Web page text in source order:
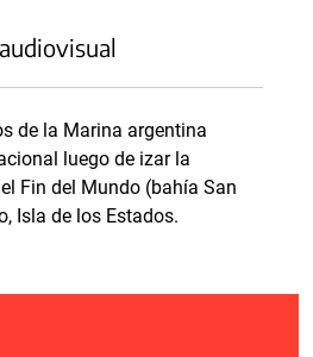
de la Marina argentina
luego de izar la
Fin del Mundo (bahía San
Isla de los Estados.